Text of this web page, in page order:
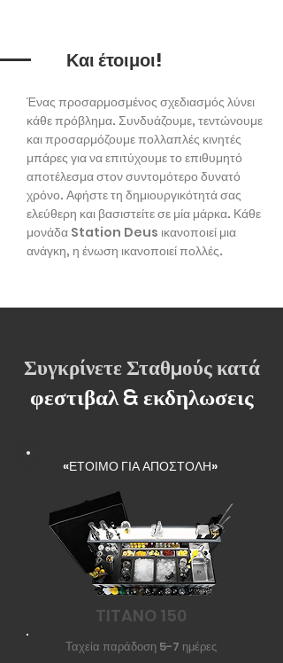
Και έτοιμοι!
Ένας προσαρμοσμένος σχεδιασμός λύνει
κάθε πρόβλημα. Συνδυάζουμε, τεντώνουμε
και προσαρμόζουμε πολλαπλές κινητές
μπάρες για να επιτύχουμε το επιθυμητό
αποτέλεσμα στον συντομότερο δυνατό
χρόνο. Αφήστε τη δημιουργικότητά σας
ελεύθερη και βασιστείτε σε μία μάρκα. Κάθε
μονάδα Station Deus ικανοποιεί μια
ανάγκη, η ένωση ικανοποιεί πολλές.
Συγκρίνετε Σταθμούς κατά
φεστιβαλ & εκδηλωσεις
«ΕΤΟΙΜΟ ΓΙΑ ΑΠΟΣΤΟΛΗ»
TITANO 150
Ταχεία παράδοση 5-7 ημέρες